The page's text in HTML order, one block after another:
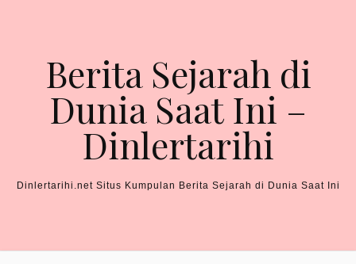
Berita Sejarah di
Dunia Saat Ini –
Dinlertarihi
Dinlertarihi.net Situs Kumpulan Berita Sejarah di Dunia Saat Ini